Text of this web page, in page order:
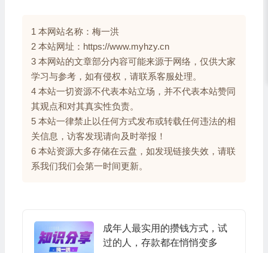
1 本网站名称：梅一洪
2 本站网址：https://www.myhzy.cn
3 本网站的文章部分内容可能来源于网络，仅供大家
学习与参考，如有侵权，请联系客服处理。
4 本站一切资源不代表本站立场，并不代表本站赞同
其观点和对其真实性负责。
5 本站一律禁止以任何方式发布或转载任何违法的相
关信息，访客发现请向及时举报！
6 本站资源大多存储在云盘，如发现链接失效，请联
系我们我们会第一时间更新。
成年人最实用的攒钱方式，试
过的人，存款都在悄悄变多